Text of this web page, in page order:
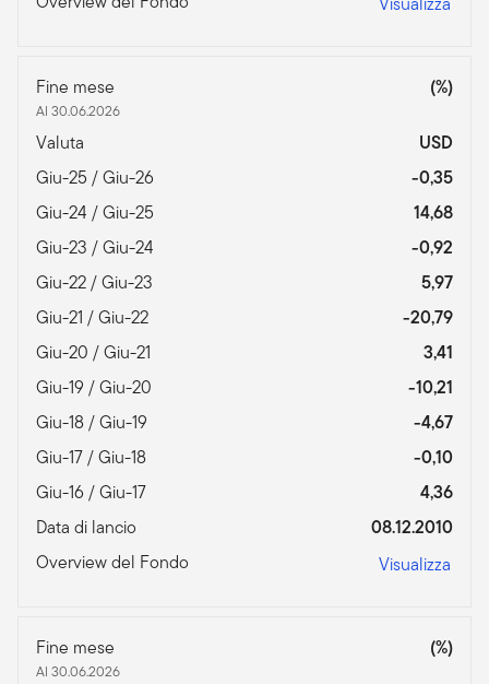
Fine mese
Al 30.06.2026
(%)
Valuta
USD
Giu-25 / Giu-26
-0,35
Giu-24 / Giu-25
14,68
Giu-23 / Giu-24
-0,92
Giu-22 / Giu-23
5,97
Giu-21 / Giu-22
-20,79
Giu-20 / Giu-21
3,41
Giu-19 / Giu-20
-10,21
Giu-18 / Giu-19
-4,67
Giu-17 / Giu-18
-0,10
Giu-16 / Giu-17
4,36
Data di lancio
08.12.2010
Overview del Fondo
Visualizza
Fine mese
Al 30.06.2026
(%)